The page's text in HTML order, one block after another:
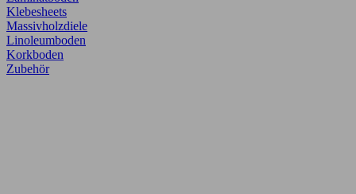
Klebesheets
Massivholzdiele
Linoleumboden
Korkboden
Zubehör